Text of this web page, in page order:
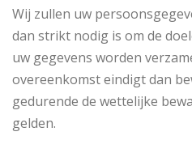
Wij zullen uw
dan strikt nodig is om de
uw gegevens worden
overeenkomst eindigt dan
gedurende de wettelijke
gelden.